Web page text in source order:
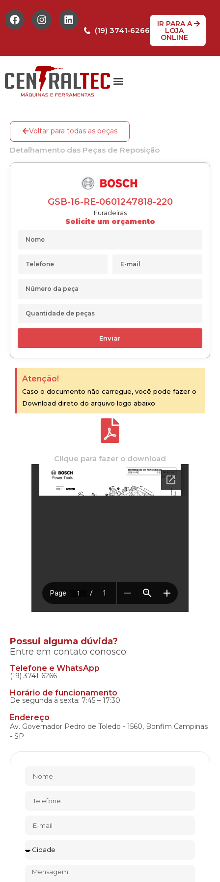
(19) 3741-6266
IR PARA A
LOJA
ONLINE
Voltar para todas as peças
Detalhamento das Peças de Reposição
GSB-16-RE-0601247818-220
Furadeiras
Solicite um orçamento
Enviar
Atenção!
Caso o documento não carregue, você pode fazer o
Download direto do arquivo logo abaixo
Clique para fazer o download
Possui alguma dúvida?
Entre em contato conosco:
Telefone e WhatsApp
(19) 3741-6266
Horário de funcionamento
De segunda à sexta: 7:45 – 17:30
Endereço
Av. Governador Pedro de Toledo - 1560, Bonfim Campinas
- SP